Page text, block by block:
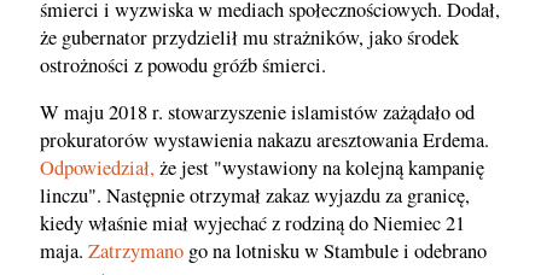
śmierci i wyzwiska w mediach społecznościowych. Dodał,
że gubernator przydzielił mu strażników, jako środek
ostrożności z powodu gróźb śmierci.
W maju 2018 r. stowarzyszenie islamistów zażądało od
prokuratorów wystawienia nakazu aresztowania Erdema.
Odpowiedział, że jest "wystawiony na kolejną kampanię
linczu". Następnie otrzymał zakaz wyjazdu za granicę,
kiedy właśnie miał wyjechać z rodziną do Niemiec 21
maja. Zatrzymano go na lotnisku w Stambule i odebrano